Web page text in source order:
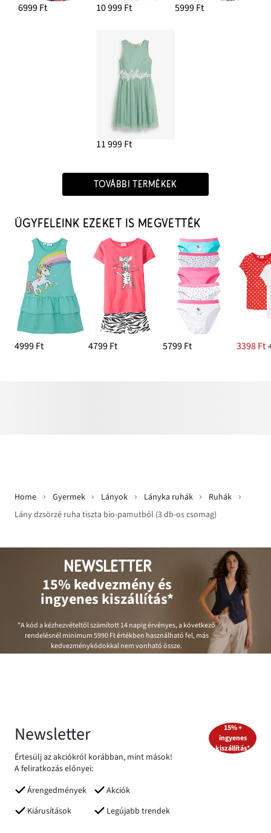
6999 Ft 10 999 Ft 5999 Ft
11 999 Ft
TOVÁBBI TERMÉKEK
ÜGYFELEINK EZEKET IS MEGVETTÉK
4999 Ft 4799 Ft 5799 Ft 3398 Ft
Home Gyermek Lányok Lányka ruhák
Ruhák
Lány dzsörzé ruha tiszta bio-pamutból (3 db-os csomag)
NEWSLETTER
15% kedvezmény és
ingyenes kiszállítás*
*A kód a kézhezvételtől számított 14 napig érvényes, a következő
rendelésnél minimum5990 Ftértékben használható fel, más
kedvezménykódokkal nem vonható össze.
Newsletter
Értesülj az akciókról korábban, mint mások!
A feliratkozás előnyei:
Árengedmények
Akciók
Kiárusítások
Legújabb trendek
15% +
ingyenes
kiszállítás*